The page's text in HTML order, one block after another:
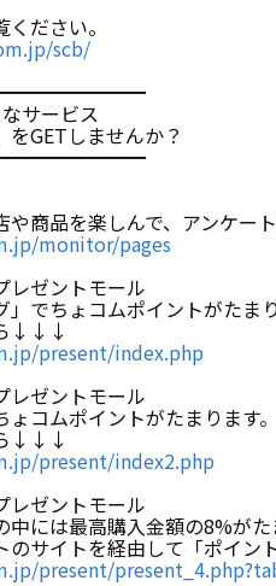
ださい。
scb/
サービス
をGETしませんか？
商品を楽しんで、アンケー
monitor/pages
ゼントモール
」でちょコムポイントがたまり
↓↓↓
present/index.php
ゼントモール
ょコムポイントがたまります。
↓↓↓
present/index2.php
ゼントモール
中には最高購入金額の8%が
のサイトを経由して「ポイン
present/